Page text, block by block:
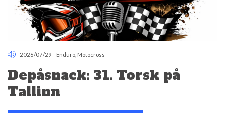
2026/07/29 - Enduro Motocross
Depåsnack: 31. Torsk på
Tallinn